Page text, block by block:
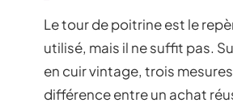
Le tour de poitrine est le
utilisé, mais il ne suffit pas.
en cuir vintage, trois
différence entre un achat